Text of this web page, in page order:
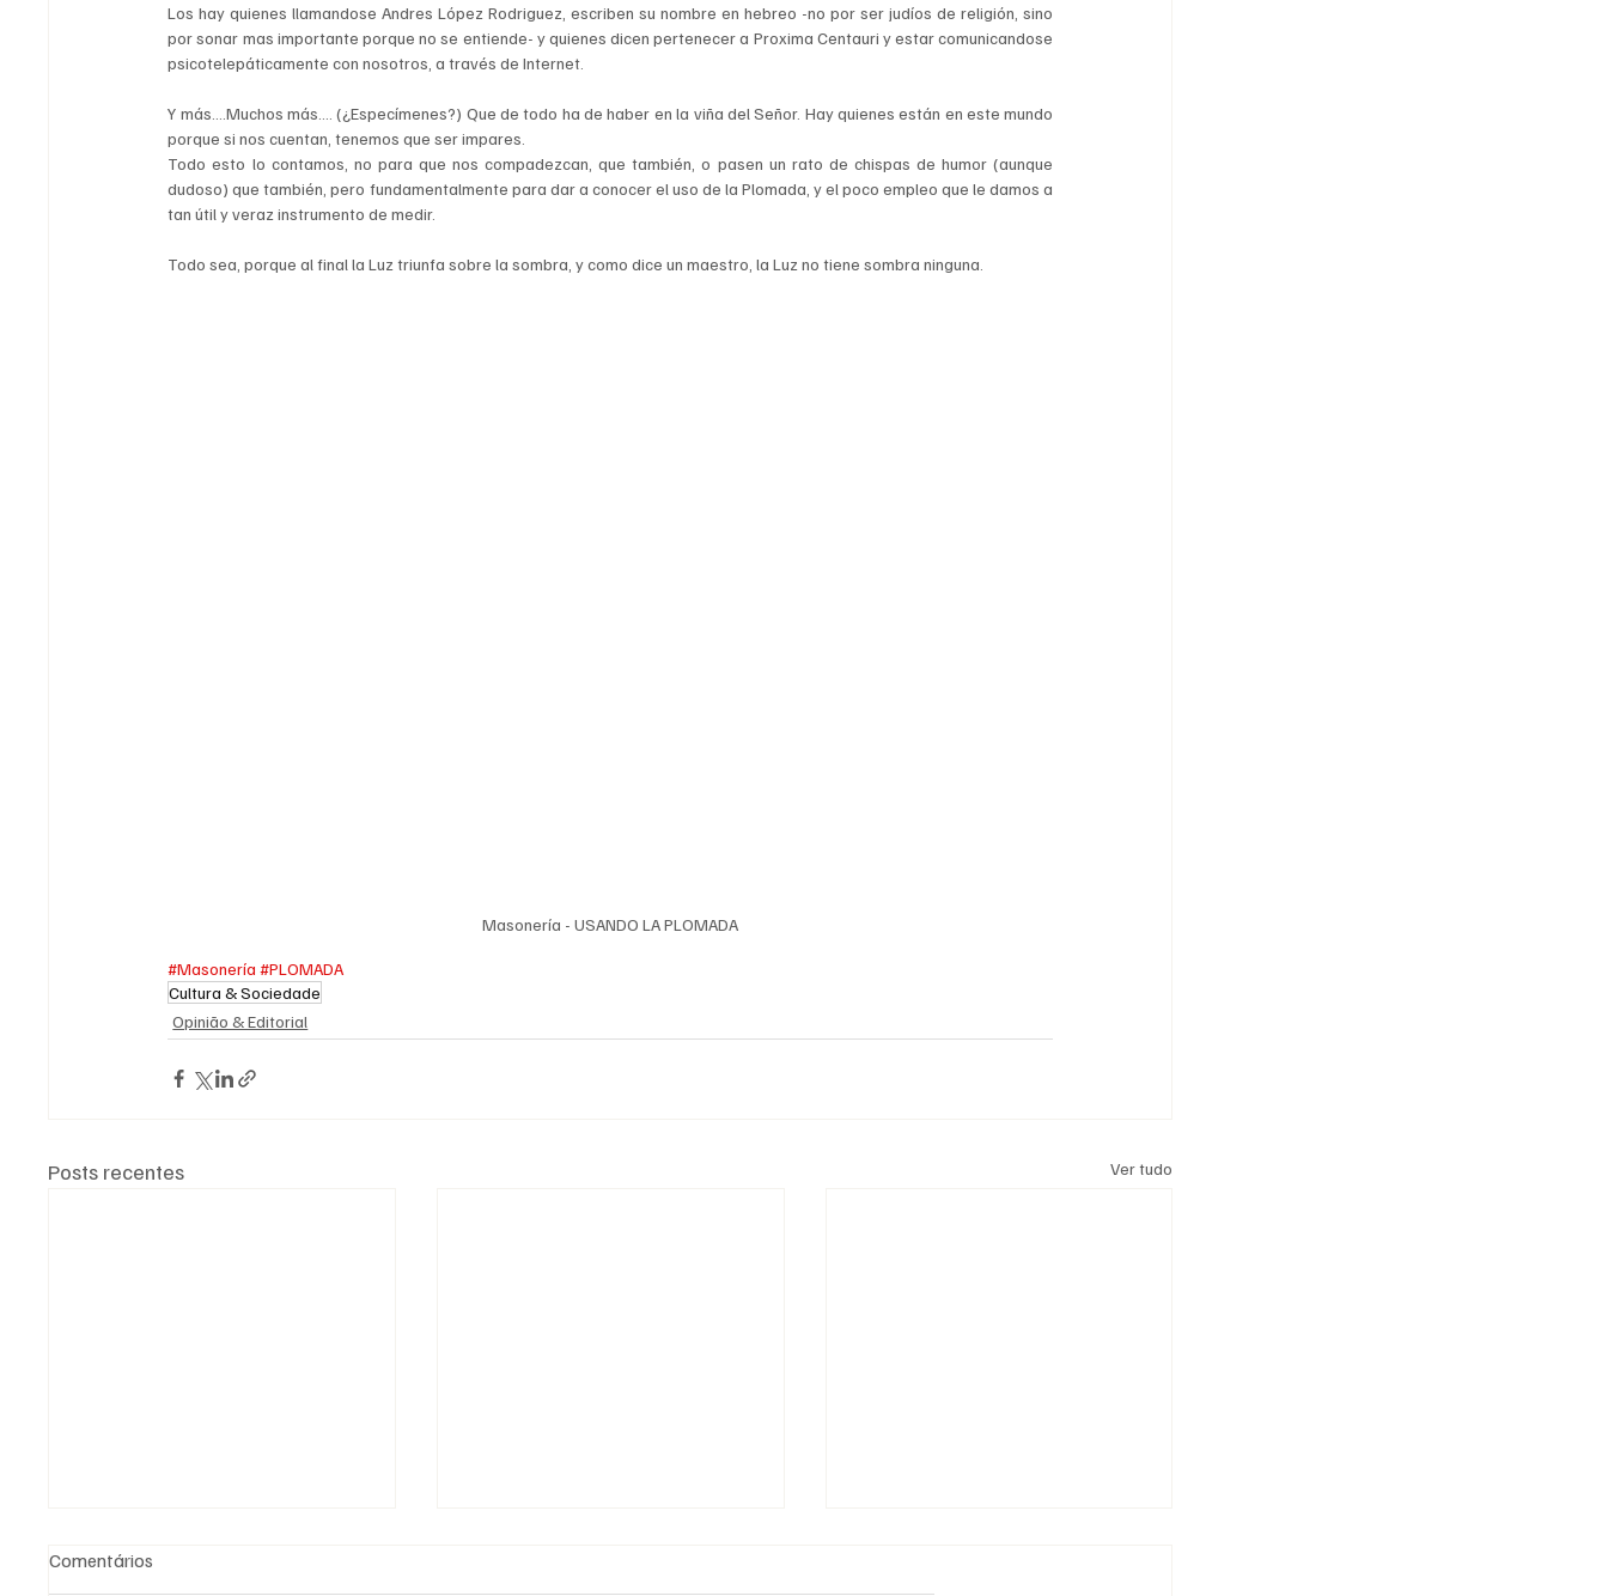
Los hay quienes llamandose Andres López Rodriguez, escriben su nombre en hebreo -no por ser judíos de religión, sino
por sonar mas importante porque no se entiende- y quienes dicen pertenecer a Proxima Centauri y estar comunicandose
psicotelepáticamente con nosotros, a través de Internet.
Y más....Muchos más.... (¿Especímenes?) Que de todo ha de haber en la viña del Señor. Hay quienes están en este mundo
porque si nos cuentan, tenemos que ser impares.
Todo esto lo contamos, no para que nos compadezcan, que también, o pasen un rato de chispas de humor (aunque
dudoso) que también, pero fundamentalmente para dar a conocer el uso de la Plomada, y el poco empleo que le damos a
tan útil y veraz instrumento de medir.
Todo sea, porque al final la Luz triunfa sobre la sombra, y como dice un maestro, la Luz no tiene sombra ninguna.
Masonería - USANDO LA PLOMADA
#Masonería #PLOMADA
Cultura & Sociedade
Opinião & Editorial
Posts recentes Ver tudo
Comentários